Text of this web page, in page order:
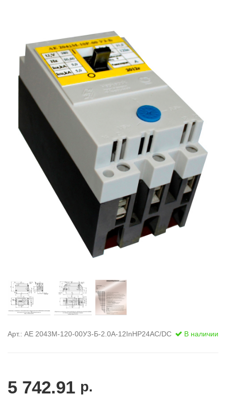
Стремянки с
Стремянки с
опорой
Ширмы
РЗА (шторы)
Штендеры
Щиты
диэлектрические
Арт.: АЕ 2043М-120-00У3-Б-2.0А-12InНР24AC/DC В наличии
5 742.91 р.